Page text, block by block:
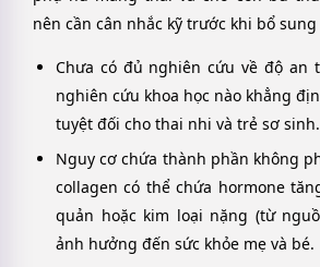
nên cần cân nhắc kỹ trước khi bổ
Chưa có đủ nghiên cứu về độ an
nghiên cứu khoa học nào khẳng
tuyệt đối cho thai nhi và trẻ sơ sinh.
Nguy cơ chứa thành phần không
collagen có thể chứa hormone
quản hoặc kim loại nặng (từ
ảnh hưởng đến sức khỏe mẹ và bé.